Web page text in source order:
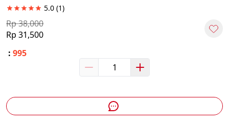
5.0 (1)
Rp 38,000
Rp 31,500
: 995